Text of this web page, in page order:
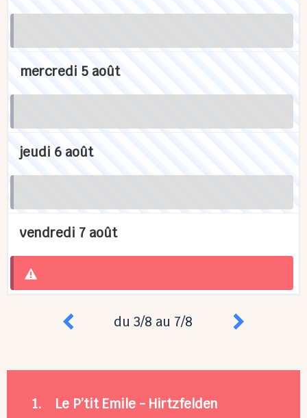
mercredi 5 août
jeudi 6 août
vendredi 7 août
du 3/8 au 7/8
1. Le P’tit Emile - Hirtzfelden